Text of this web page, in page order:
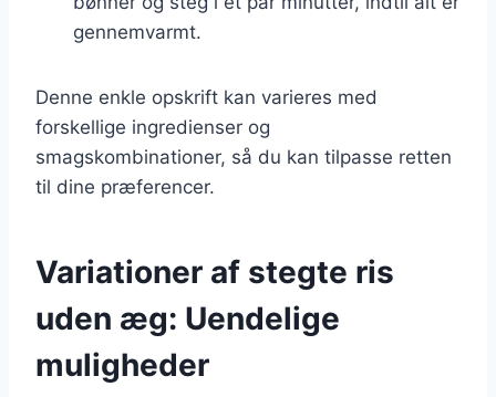
gennemvarmt.
Denne enkle opskrift kan varieres med
forskellige ingredienser og
smagskombinationer, så du kan tilpasse retten
til dine præferencer.
Variationer af stegte ris
uden æg: Uendelige
muligheder